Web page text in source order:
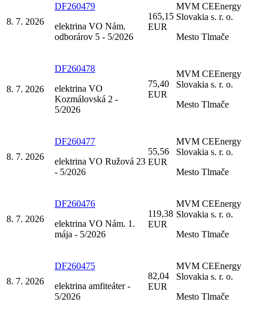
8. 7. 2026
DF260479
elektrina VO Nám.
odborárov 5 - 5/2026
165,15
EUR
MVM CEEnergy
Slovakia s. r. o.
Mesto Tlmače
8. 7. 2026
DF260478
elektrina VO
Kozmálovská 2 -
5/2026
75,40
EUR
MVM CEEnergy
Slovakia s. r. o.
Mesto Tlmače
8. 7. 2026
DF260477
elektrina VO Ružová 23
- 5/2026
55,56
EUR
MVM CEEnergy
Slovakia s. r. o.
Mesto Tlmače
8. 7. 2026
DF260476
elektrina VO Nám. 1.
mája - 5/2026
119,38
EUR
MVM CEEnergy
Slovakia s. r. o.
Mesto Tlmače
8. 7. 2026
DF260475
elektrina amfiteáter -
5/2026
82,04
EUR
MVM CEEnergy
Slovakia s. r. o.
Mesto Tlmače